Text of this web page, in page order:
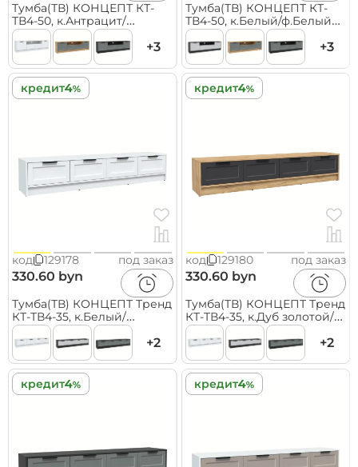
Тумба(ТВ) КОНЦЕПТ КТ-
ТВ4-50, к.Антрацит/
ф.Серый
(В495хШ1800хГ355мм)
+3
Тумба(ТВ) КОНЦЕПТ КТ-
ТВ4-50, к.Белый/ф.Белый
(В495хШ1800хГ355мм)
+3
кредит
код 129178 под заказ
330.60 byn
Тумба(ТВ) КОНЦЕПТ Тренд
КТ-ТВ4-35, к.Белый/
ф.Белый
(В348хШ1800хГ355мм)
+2
кредит
код 129180 под заказ
330.60 byn
Тумба(ТВ) КОНЦЕПТ Тренд
КТ-ТВ4-35, к.Дуб золотой/
ф.Пепел
(В348хШ1800хГ355мм)
+2
кредит кредит